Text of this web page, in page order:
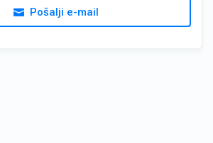
Pošalji e-mail